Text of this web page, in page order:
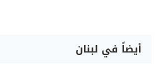
أيضاً في لبنان